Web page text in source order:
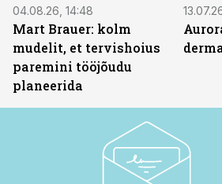
04.08.26, 14:48
Mart Brauer: kolm
mudelit, et tervishoius
paremini tööjõudu
planeerida